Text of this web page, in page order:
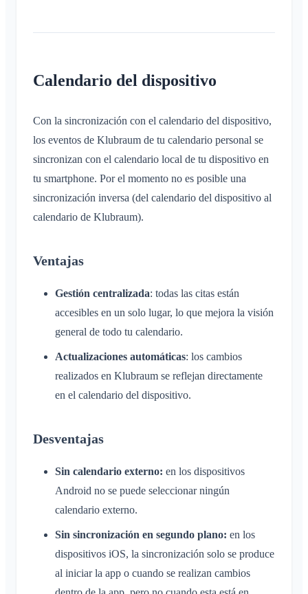
Sincronización
¿Qué es una conversación?
Conversación privada
Conversación en un Área
Conversación de evento
Generales
Perfiles de notificación
Áreas
Conversaciones
Áreas
Crear un Área
Abandonar un Área
Área privada
Cuenta y ajustes
Klubraum adicional
Abandonar un Klubraum
Cerrar sesión
Cambiar el nombre
Cambiar el correo electrónico
Cambiar la imagen de perfil
Personalizar el fondo
Cerrar la cuenta
Permisos
Administrador del área
Solicitud de adhesión en la web del club
Cambiar el nombre del Klubraum
Navegadores compatibles
Comentarios
Casos de uso
Preguntas frecuentes
Calendario del dispositivo
Con la sincronización con el calendario del dispositivo,
los eventos de Klubraum de tu calendario personal se
sincronizan con el calendario local de tu dispositivo en
tu smartphone. Por el momento no es posible una
sincronización inversa (del calendario del dispositivo al
calendario de Klubraum).
Ventajas
Gestión centralizada: todas las citas están
accesibles en un solo lugar, lo que mejora la visión
general de todo tu calendario.
Actualizaciones automáticas: los cambios
realizados en Klubraum se reflejan directamente
en el calendario del dispositivo.
Desventajas
Sin calendario externo: en los dispositivos
Android no se puede seleccionar ningún
calendario externo.
Sin sincronización en segundo plano: en los
dispositivos iOS, la sincronización solo se produce
al iniciar la app o cuando se realizan cambios